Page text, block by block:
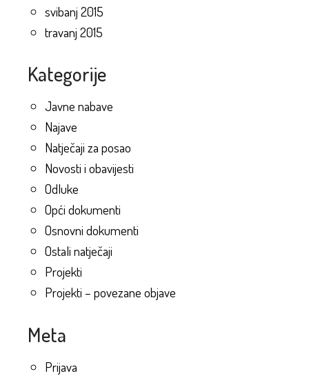
svibanj 2015
travanj 2015
Kategorije
Javne nabave
Najave
Natječaji za posao
Novosti i obavijesti
Odluke
Opći dokumenti
Osnovni dokumenti
Ostali natječaji
Projekti
Projekti – povezane objave
Meta
Prijava